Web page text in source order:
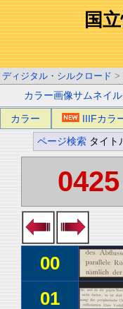
国
ディジタル・シルクロード >
カラー画像サムネイル
カラー IIIFカラ
ページ検索 タイト
0425
00
01